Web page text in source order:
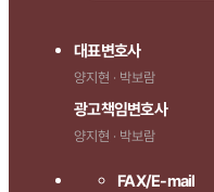
대표변호사
양지현 · 박보람
광고책임변호사
양지현 · 박보람
FAX/E-mail